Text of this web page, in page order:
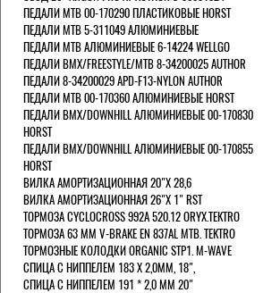
ПЕДАЛИ МТВ 00-170290 ПЛАСТИКОВЫЕ HORST
ПЕДАЛИ MTB 5-311049 АЛЮМИНИЕВЫЕ
ПЕДАЛИ MTB АЛЮМИНИЕВЫЕ 6-14224 WELLGO
ПЕДАЛИ BMX/FREESTYLE/MTB 8-34200025 AUTHOR
ПЕДАЛИ 8-34200029 APD-F13-NYLON AUTHOR
ПЕДАЛИ МТВ 00-170360 АЛЮМИНИЕВЫЕ HORST
ПЕДАЛИ BMX/DOWNHILL АЛЮМИНИЕВЫЕ 00-170830
HORST
ПЕДАЛИ BMX/DOWNHILL АЛЮМИНИЕВЫЕ 00-170855
HORST
ВИЛКА АМОРТИЗАЦИОННАЯ 20"Х 28,6
ВИЛКА АМОРТИЗАЦИОННАЯ 26"Х 1" RST
ТОРМОЗА CYCLOCROSS 992А 520.12 ORYX.TEKTRO
ТОРМОЗА 63 ММ V-BRAKE EN 837AL MTB. TEKTRO
ТОРМОЗНЫЕ КОЛОДКИ ORGANIC STP1. M-WAVE
СПИЦА С НИППЕЛЕМ 183 Х 2,0ММ, 18",
СПИЦА С НИППЕЛЕМ 191 * 2,0 ММ 20"